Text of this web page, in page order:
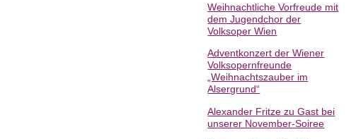
Weihnachtliche Vorfreude mit
dem Jugendchor der
Volksoper Wien
Adventkonzert der Wiener
Volksopernfreunde
„Weihnachtszauber im
Alsergrund“
Alexander Fritze zu Gast bei
unserer November-Soiree